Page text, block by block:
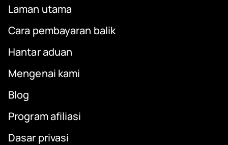
Laman utama
Cara pembayaran balik
Hantar aduan
Mengenai kami
Blog
Program afiliasi
Dasar privasi